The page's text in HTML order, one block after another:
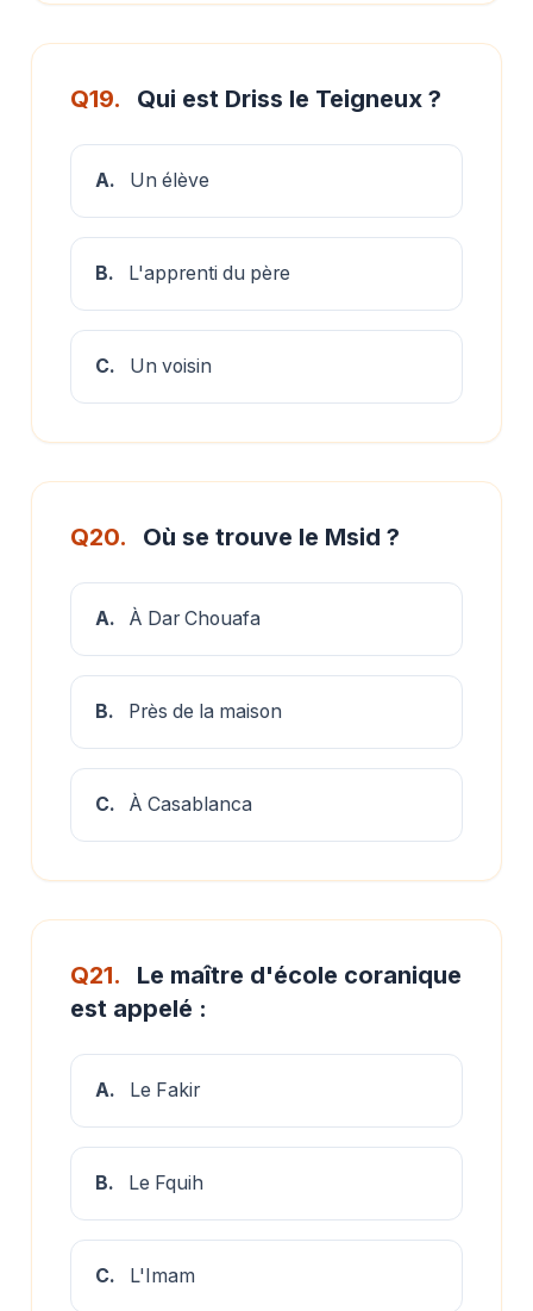
Q19. Qui est Driss le Teigneux ?
A. Un élève
B. L'apprenti du père
C. Un voisin
Q20. Où se trouve le Msid ?
A. À Dar Chouafa
B. Près de la maison
C. À Casablanca
Q21.
Le maître d'école coranique
est appelé :
A. Le Fakir
B. Le Fquih
C. L'Imam